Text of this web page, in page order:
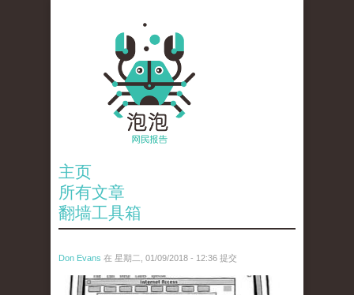
主页
所有文章
翻墙工具箱
Don Evans 在 星期二, 01/09/2018 - 12:36 提交
wechatimg866.jpeg